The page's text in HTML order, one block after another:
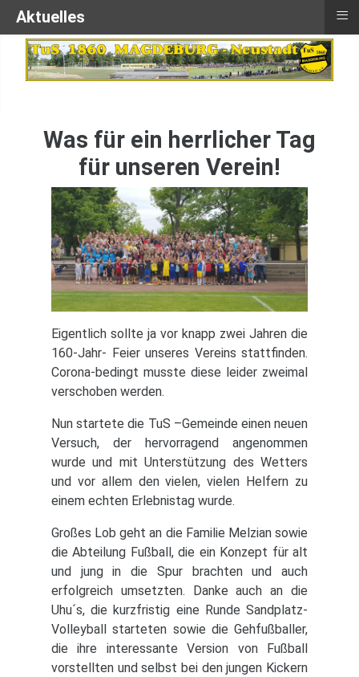
Was für ein herrlicher Tag
für unseren Verein!
Eigentlich sollte ja vor knapp zwei Jahren die
160-Jahr- Feier unseres Vereins stattfinden.
Corona-bedingt musste diese leider zweimal
verschoben werden.
Nun startete die TuS –Gemeinde einen neuen
Versuch, der hervorragend angenommen
wurde und mit Unterstützung des Wetters
und vor allem den vielen, vielen Helfern zu
einem echten Erlebnistag wurde.
Großes Lob geht an die Familie Melzian sowie
die Abteilung Fußball, die ein Konzept für alt
und jung in die Spur brachten und auch
erfolgreich umsetzten. Danke auch an die
Uhu´s, die kurzfristig eine Runde Sandplatz-
Volleyball starteten sowie die Gehfußballer,
die ihre interessante Version von Fußball
vorstellten und selbst bei den jungen Kickern
Aktuelles ≡